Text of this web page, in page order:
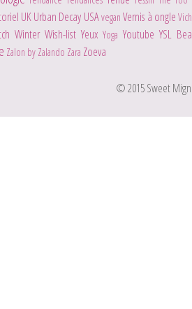
UKUrban Decay USAvegan Vernis à ongle
Winter Wish-list Yeux Yoga Youtube YSL
Zalon by Zalando Zara Zoeva
© 2015 Sweet